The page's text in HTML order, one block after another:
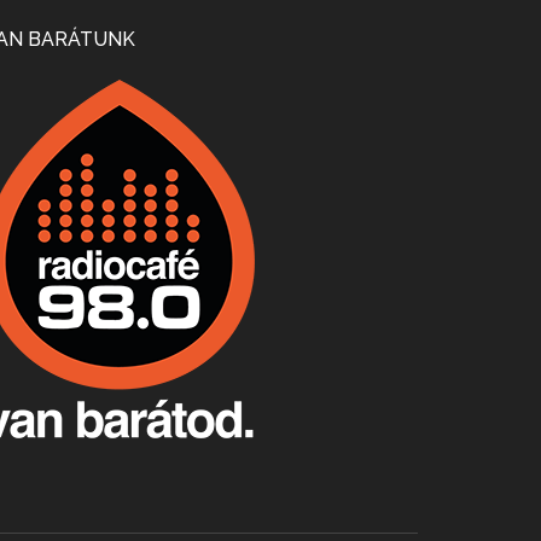
Apr 24, 2026 • 00:38:10
Villány, kékfrankos, Jackfall
Apr 17, 2026 • 00:35:38
Apr 9, 2026 • 00:37:17
BARÁTUNK